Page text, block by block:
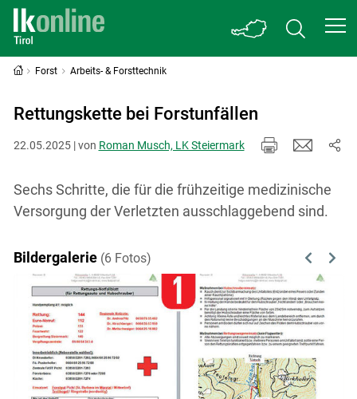
Forst Arbeits- & Forsttechnik
Rettungskette bei Forstunfällen
22.05.2025 | von Roman Musch, LK Steiermark
Sechs Schritte, die für die frühzeitige medizinische
Versorgung der Verletzten ausschlaggebend sind.
Bildergalerie (6 Fotos) Previous
Next